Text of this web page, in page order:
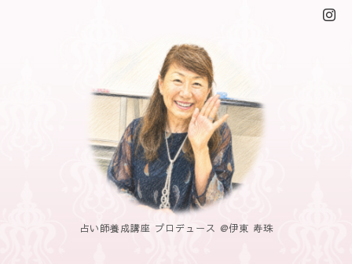
占い師養成講座 プロデュース @伊東 寿珠